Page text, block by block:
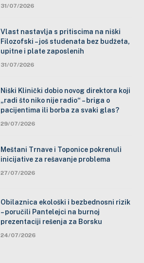
31/07/2026
Vlast nastavlja s pritiscima na niški
Filozofski – još studenata bez budžeta,
upitne i plate zaposlenih
31/07/2026
Niški Klinički dobio novog direktora koji
„radi što niko nije radio“ – briga o
pacijentima ili borba za svaki glas?
29/07/2026
Meštani Trnave i Toponice pokrenuli
inicijative za rešavanje problema
27/07/2026
Obilaznica ekološki i bezbednosni rizik
– poručili Pantelejci na burnoj
prezentaciji rešenja za Borsku
24/07/2026